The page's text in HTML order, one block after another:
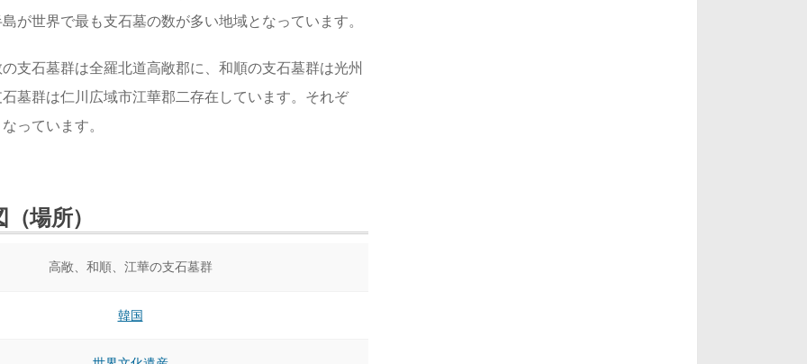
が世界で最も支石墓の数が多い地域となっています。
支石墓群は全羅北道高敞郡に、和順の支石墓群は光州
墓群は仁川広域市江華郡二存在しています。それぞ
っています。
場所）
高敞、和順、江華の支石墓群
韓国